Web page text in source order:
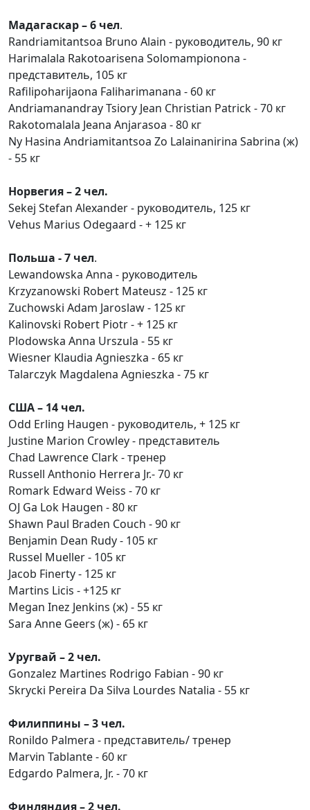
Мадагаскар – 6 чел.
Randriamitantsoa Bruno Alain - руководитель, 90 кг
Harimalala Rakotoarisena Solomampionona -
представитель, 105 кг
Rafilipoharijaona Faliharimanana - 60 кг
Andriamanandray Tsiory Jean Christian Patrick - 70 кг
Rakotomalala Jeana Anjarasoa - 80 кг
Ny Hasina Andriamitantsoa Zo Lalainanirina Sabrina (ж)
- 55 кг
Норвегия – 2 чел.
Sekej Stefan Alexander - руководитель, 125 кг
Vehus Marius Оdegaard - + 125 кг
Польша - 7 чел.
Lewandowska Anna - руководитель
Krzyzanowski Robert Mateusz - 125 кг
Zuchowski Adam Jaroslaw - 125 кг
Kalinovski Robert Piotr - + 125 кг
Plodowska Anna Urszula - 55 кг
Wiesner Klaudia Agnieszka - 65 кг
Talarczyk Magdalena Agnieszka - 75 кг
США – 14 чел.
Odd Erling Haugen - руководитель, + 125 кг
Justine Marion Crowley - представитель
Chad Lawrence Clark - тренер
Russell Anthonio Herrera Jr.- 70 кг
Romark Edward Weiss - 70 кг
OJ Ga Lok Haugen - 80 кг
Shawn Paul Braden Couch - 90 кг
Benjamin Dean Rudy - 105 кг
Russel Mueller - 105 кг
Jacob Finerty - 125 кг
Martins Licis - +125 кг
Megan Inez Jenkins (ж) - 55 кг
Sara Anne Geers (ж) - 65 кг
Уругвай – 2 чел.
Gonzalez Martines Rodrigo Fabian - 90 кг
Skrycki Pereira Da Silva Lourdes Natalia - 55 кг
Филиппины – 3 чел.
Ronildo Palmera - представитель/ тренер
Marvin Tablante - 60 кг
Edgardo Palmera, Jr. - 70 кг
Финляндия – 2 чел.